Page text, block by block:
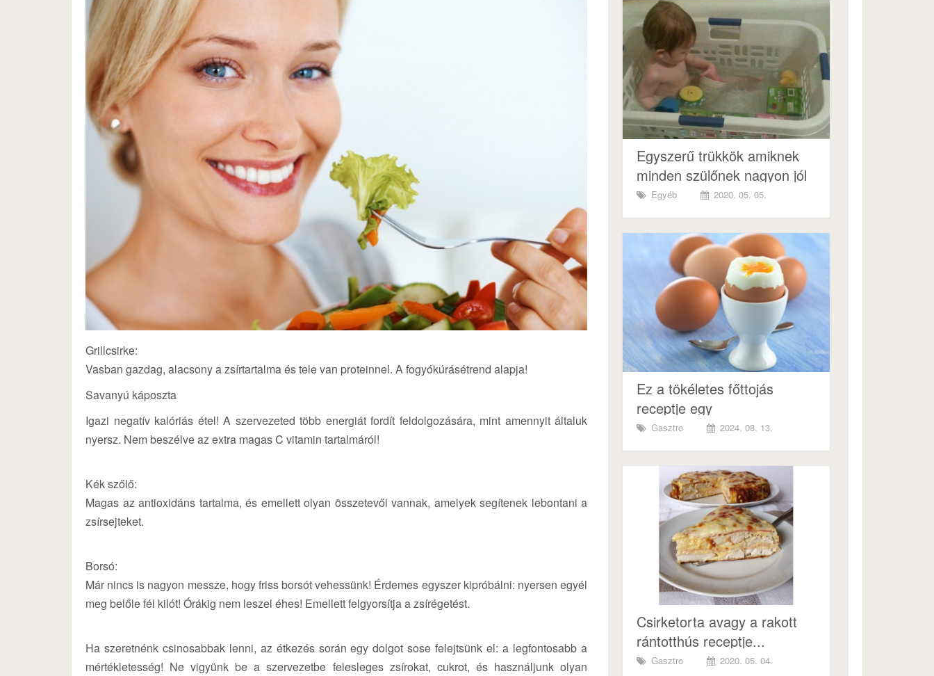
Grillcsirke:
Vasban gazdag, alacsony a zsírtartalma és tele van proteinnel. A fogyókúrásétrend alapja!
Savanyú káposzta
Igazi negatív kalóriás étel! A szervezeted több energiát fordít feldolgozására, mint amennyit általuk
nyersz. Nem beszélve az extra magas C vitamin tartalmáról!
Kék szőlő:
Magas az antioxidáns tartalma, és emellett olyan összetevői vannak, amelyek segítenek lebontani a
zsírsejteket.
Borsó:
Már nincs is nagyon messze, hogy friss borsót vehessünk! Érdemes egyszer kipróbálni: nyersen egyél
meg belőle fél kilót! Órákig nem leszel éhes! Emellett felgyorsítja a zsírégetést.
Ha szeretnénk csinosabbak lenni, az étkezés során egy dolgot sose felejtsünk el: a legfontosabb a
mértékletesség! Ne vigyünk be a szervezetbe felesleges zsírokat, cukrot, és használjunk olyan
Egyszerű trükkök amiknek
minden szülőnek nagyon jól
jön!Egyéb 2020. 05. 05.
Ez a tökéletes főttojás
receptje egy
meszterszakács szerint
Gasztro 2024. 08. 13.
Csirketorta avagy a rakott
rántotthús receptje...
Gasztro 2020. 05. 04.